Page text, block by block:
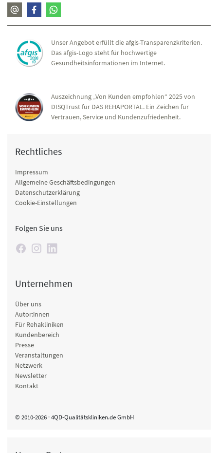
Unser Angebot erfüllt die afgis-Transparenzkriterien.
Das afgis-Logo steht für hochwertige
Gesundheitsinformationen im Internet.
Auszeichnung „Von Kunden empfohlen“ 2025 von
DISQTrust für DAS REHAPORTAL. Ein Zeichen für
Vertrauen, Service und Kundenzufriedenheit.
Rechtliches
Impressum
Allgemeine Geschäftsbedingungen
Datenschutzerklärung
Cookie-Einstellungen
Folgen Sie uns
Unternehmen
Über uns
Autor:innen
Für Rehakliniken
Kundenbereich
Presse
Veranstaltungen
Netzwerk
Newsletter
Kontakt
© 2010-2026 · 4QD-Qualitätskliniken.de GmbH